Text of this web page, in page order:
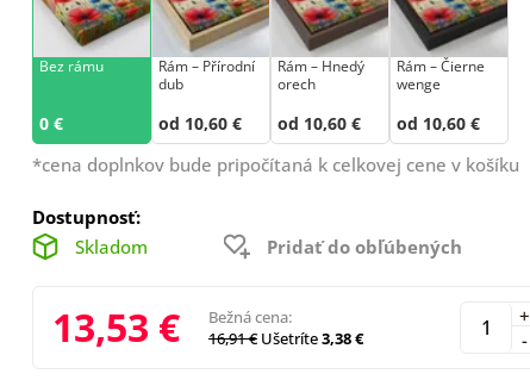
Bez rámu
0 €
Rám –⁠⁠⁠⁠⁠⁠ Přírodní
dub
od 10,60 €
Rám – Hnedý
orech
od 10,60 €
Rám – Čierne
wenge
od 10,60 €
*cena doplnkov bude pripočítaná k celkovej cene v košíku
Dostupnosť:
Skladom
Pridať do obľúbených
13,53 €
Bežná cena:
16,91 € Ušetríte3,38 € -
+